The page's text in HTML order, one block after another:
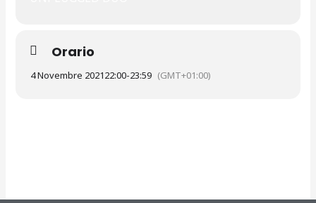
Orario
4 Novembre 202122:00-23:59 (GMT+01:00)